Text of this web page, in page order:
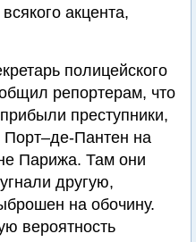
акцента,
полицейского
репортерам, что
преступники,
Пантен на
Парижа. Там они
другую,
на обочину.
вероятность